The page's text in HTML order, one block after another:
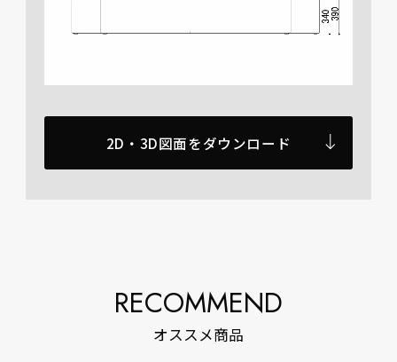
2D・3D図面をダウンロード
RECOMMEND
オススメ商品